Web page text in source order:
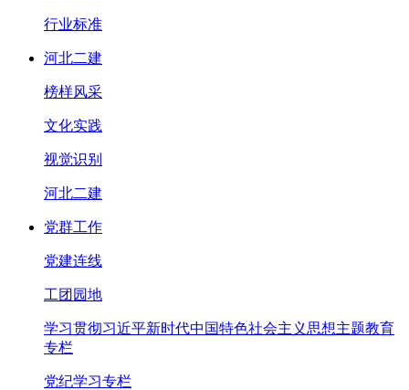
行业标准
河北二建
榜样风采
文化实践
视觉识别
河北二建
党群工作
党建连线
工团园地
学习贯彻习近平新时代中国特色社会主义思想主题教育
专栏
党纪学习专栏